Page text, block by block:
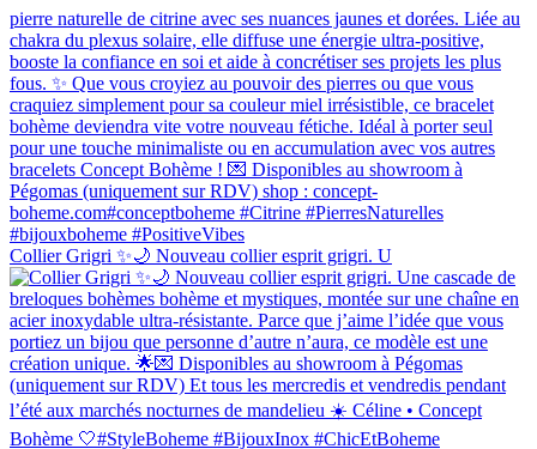
Collier Grigri ✨🌙 Nouveau collier esprit grigri. U